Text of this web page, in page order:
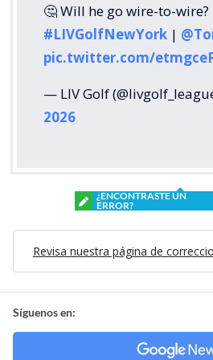
🤔 Will he go wire-to-wire?
#LIVGolfNewYork |
pic.twitter.com/
— LIV Golf
2026
¿ENCONTRASTE UN
ERROR?
Revisa nuestra página de
Síguenos en: